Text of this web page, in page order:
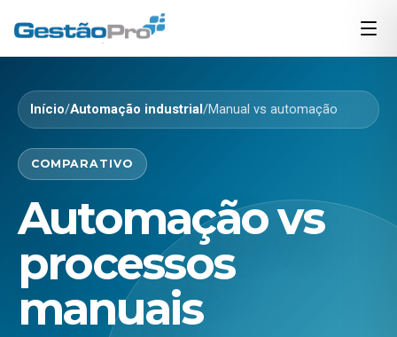
Início/Automação industrial/Manual vs automação
COMPARATIVO
Automação vs
processos
manuais